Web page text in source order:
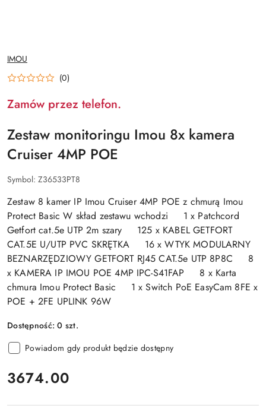
NAZWA
PRODUCENTA:
IMOU
(0)
Zamów przez telefon.
Zestaw monitoringu Imou 8x kamera
Cruiser 4MP POE
Symbol: Z36533PT8
Zestaw 8 kamer IP Imou Cruiser 4MP POE z chmurą Imou
Protect Basic W skład zestawu wchodzi 1 x Patchcord
Getfort cat.5e UTP 2m szary 125 x KABEL GETFORT
CAT.5E U/UTP PVC SKRĘTKA 16 x WTYK MODULARNY
BEZNARZĘDZIOWY GETFORT RJ45 CAT.5e UTP 8P8C 8
x KAMERA IP IMOU POE 4MP IPC-S41FAP 8 x Karta
chmura Imou Protect Basic 1 x Switch PoE EasyCam 8FE x
POE + 2FE UPLINK 96W
Dostępność:0 szt.
Powiadom gdy produkt będzie dostępny
cena:
3674.00